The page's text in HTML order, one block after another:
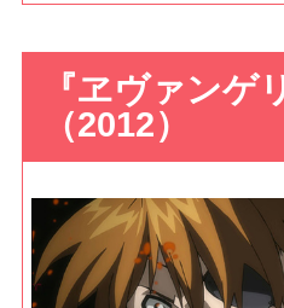
『ヱヴァンゲ
（2012）